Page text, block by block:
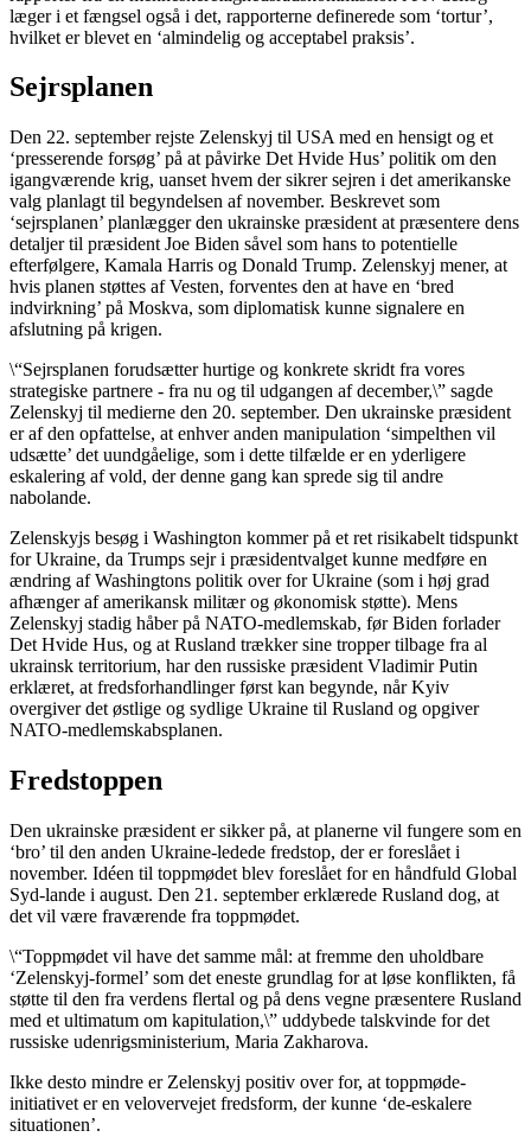
læger i et fængsel også i det, rapporterne definerede som ‘tortur’,
hvilket er blevet en ‘almindelig og acceptabel praksis’.
Sejrsplanen
Den 22. september rejste Zelenskyj til USA med en hensigt og et
‘presserende forsøg’ på at påvirke Det Hvide Hus’ politik om den
igangværende krig, uanset hvem der sikrer sejren i det amerikanske
valg planlagt til begyndelsen af november. Beskrevet som
‘sejrsplanen’ planlægger den ukrainske præsident at præsentere dens
detaljer til præsident Joe Biden såvel som hans to potentielle
efterfølgere, Kamala Harris og Donald Trump. Zelenskyj mener, at
hvis planen støttes af Vesten, forventes den at have en ‘bred
indvirkning’ på Moskva, som diplomatisk kunne signalere en
afslutning på krigen.
\“Sejrsplanen forudsætter hurtige og konkrete skridt fra vores
strategiske partnere - fra nu og til udgangen af december,\” sagde
Zelenskyj til medierne den 20. september. Den ukrainske præsident
er af den opfattelse, at enhver anden manipulation ‘simpelthen vil
udsætte’ det uundgåelige, som i dette tilfælde er en yderligere
eskalering af vold, der denne gang kan sprede sig til andre
nabolande.
Zelenskyjs besøg i Washington kommer på et ret risikabelt tidspunkt
for Ukraine, da Trumps sejr i præsidentvalget kunne medføre en
ændring af Washingtons politik over for Ukraine (som i høj grad
afhænger af amerikansk militær og økonomisk støtte). Mens
Zelenskyj stadig håber på NATO-medlemskab, før Biden forlader
Det Hvide Hus, og at Rusland trækker sine tropper tilbage fra al
ukrainsk territorium, har den russiske præsident Vladimir Putin
erklæret, at fredsforhandlinger først kan begynde, når Kyiv
overgiver det østlige og sydlige Ukraine til Rusland og opgiver
NATO-medlemskabsplanen.
Fredstoppen
Den ukrainske præsident er sikker på, at planerne vil fungere som en
‘bro’ til den anden Ukraine-ledede fredstop, der er foreslået i
november. Idéen til toppmødet blev foreslået for en håndfuld Global
Syd-lande i august. Den 21. september erklærede Rusland dog, at
det vil være fraværende fra toppmødet.
\“Toppmødet vil have det samme mål: at fremme den uholdbare
‘Zelenskyj-formel’ som det eneste grundlag for at løse konflikten, få
støtte til den fra verdens flertal og på dens vegne præsentere Rusland
med et ultimatum om kapitulation,\” uddybede talskvinde for det
russiske udenrigsministerium, Maria Zakharova.
Ikke desto mindre er Zelenskyj positiv over for, at toppmøde-
initiativet er en velovervejet fredsform, der kunne ‘de-eskalere
situationen’.